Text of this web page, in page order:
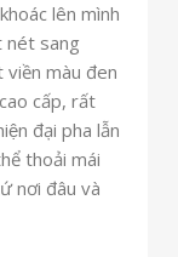
lên mình
nét sang
màu đen
cấp, rất
đại pha lẫn
thoải mái
nơi đâu và